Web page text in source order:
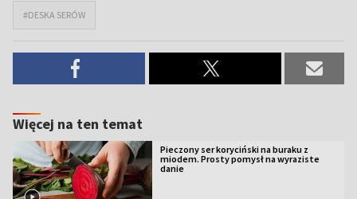
#DESKA SERÓW
Więcej na ten temat
Pieczony ser koryciński na buraku z
miodem. Prosty pomysł na wyraziste
danie